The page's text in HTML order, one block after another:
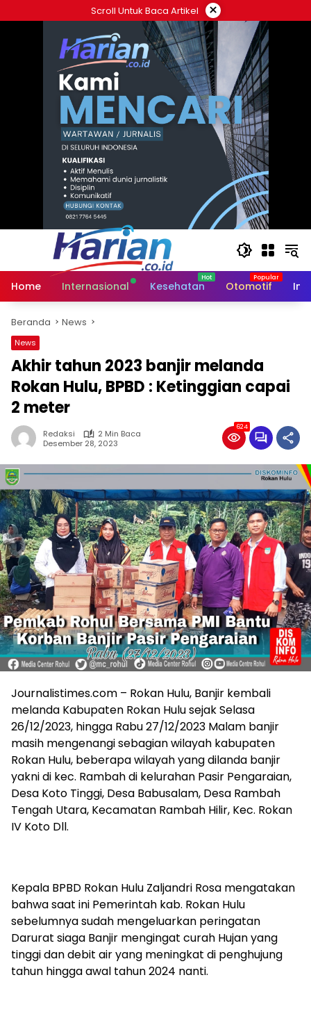
ke
Scroll Untuk Baca Artikel ×
Home Internasional Kesehatan Otomotif
Beranda News
News
Akhir tahun 2023 banjir melanda
Rokan Hulu, BPBD : Ketinggian capai
2 meter
Redaksi
2 Min Baca
Desember 28, 2023
624
Journalistimes.com – Rokan Hulu, Banjir kembali
melanda Kabupaten Rokan Hulu sejak Selasa
26/12/2023, hingga Rabu 27/12/2023 Malam banjir
masih mengenangi sebagian wilayah kabupaten
Rokan Hulu, beberapa wilayah yang dilanda banjir
yakni di kec. Rambah di kelurahan Pasir Pengaraian,
Desa Koto Tinggi, Desa Babusalam, Desa Rambah
Tengah Utara, Kecamatan Rambah Hilir, Kec. Rokan
IV Koto Dll.
Kepala BPBD Rokan Hulu Zaljandri Rosa mengatakan
bahwa saat ini Pemerintah kab. Rokan Hulu
sebelumnya sudah mengeluarkan peringatan
Darurat siaga Banjir mengingat curah Hujan yang
tinggi dan debit air yang meningkat di penghujung
tahun hingga awal tahun 2024 nanti.